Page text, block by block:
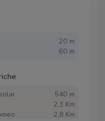
sono render
20 m
60 m
540 m
2,3 Km
2,8 Km